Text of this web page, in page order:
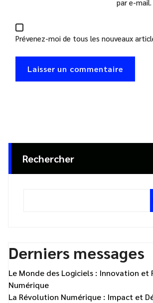
par e-mail.
Prévenez-moi de tous les nouveaux
Rechercher
Derniers messages
Le Monde des Logiciels : Innovation et
Numérique
La Révolution Numérique : Impact et